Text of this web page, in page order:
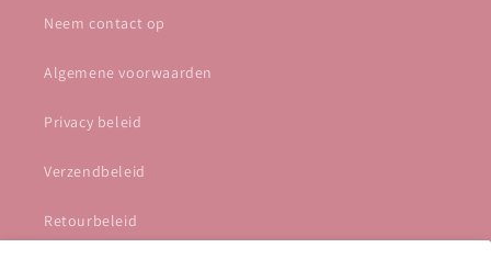
Neem contact op
Algemene voorwaarden
Privacy beleid
Verzendbeleid
Retourbeleid